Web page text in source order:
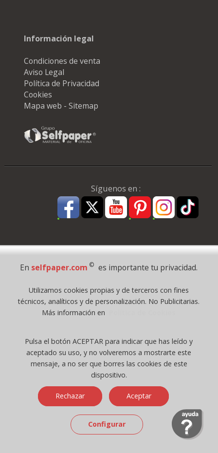
Información legal
Condiciones de venta
Aviso Legal
Política de Privacidad
Cookies
Mapa web - Sitemap
Síguenos en :
Pago Seguro
Todos los derechos reservados
©selfpaper.com, y las webs de ©gruposelfpaper.org están gestionadas, y
Registro Mercantil de Valencia ( España ) CEE:
Tomo 7263, Libro 4565, Folio 1, Sección 8, Hoja V-85203.
Móvil / Tablet - Bot mozilla/5.0 (linux; android 14; pixel 8)
applewebkit/537.36 (khtml, like gecko) chrome/131.0.0.0 mobile
Chrome
Ip: 216.73.217.154 -
↑ 896 → 448 ppp
En selfpaper.com © es importante tu privacidad.
Utilizamos cookies propias y de terceros con fines
técnicos, analíticos y de personalización. No Publicitarias.
Más información en
Pulsa el botón ACEPTAR para indicar que has leído y
aceptado su uso, y no volveremos a mostrarte este
mensaje, a no ser que borres las cookies de este
dispositivo.
Rechazar Aceptar
Configurar